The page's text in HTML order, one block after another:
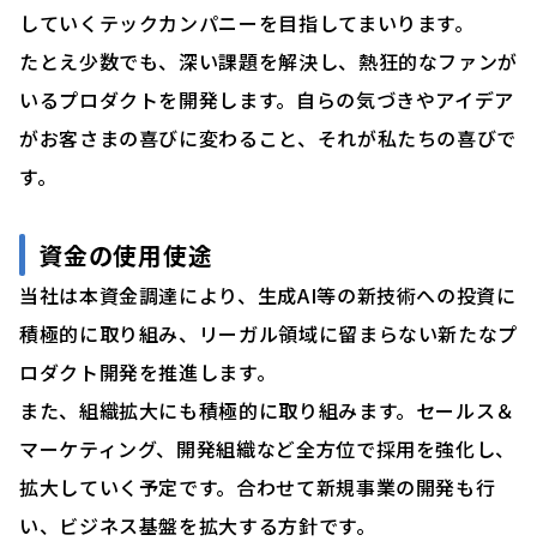
していくテックカンパニーを目指してまいります。
たとえ少数でも、深い課題を解決し、熱狂的なファンが
いるプロダクトを開発します。自らの気づきやアイデア
がお客さまの喜びに変わること、それが私たちの喜びで
す。
資金の使用使途
当社は本資金調達により、生成AI等の新技術への投資に
積極的に取り組み、リーガル領域に留まらない新たなプ
ロダクト開発を推進します。
また、組織拡大にも積極的に取り組みます。セールス＆
マーケティング、開発組織など全方位で採用を強化し、
拡大していく予定です。合わせて新規事業の開発も行
い、ビジネス基盤を拡大する方針です。